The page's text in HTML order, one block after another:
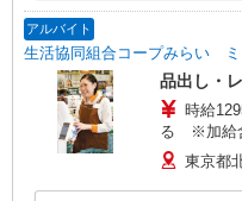
アルバイト
生活協同組合コープみらい ミ
品出し・
時給
る ※加給含む 時給1295円〜 ※16
降 時給＋
東京都